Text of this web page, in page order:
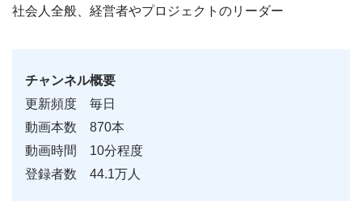
社会人全般、経営者やプロジェクトのリーダー
チャンネル概要
更新頻度 毎日
動画本数 870本
動画時間 10分程度
登録者数 44.1万人